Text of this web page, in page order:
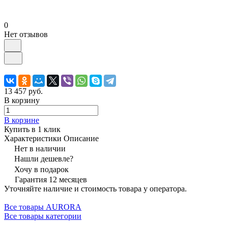
0
Нет отзывов
13 457 руб.
В корзину
В корзине
Купить в 1 клик
Характеристики Описание
Нет в наличии
Нашли дешевле?
Хочу в подарок
Гарантия 12 месяцев
Уточняйте наличие и стоимость товара у оператора.
Все товары AURORA
Все товары категории